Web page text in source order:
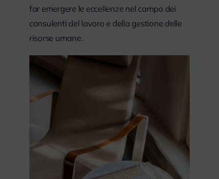
far emergere le eccellenze nel campo dei
consulenti del lavoro e della gestione delle
risorse umane.